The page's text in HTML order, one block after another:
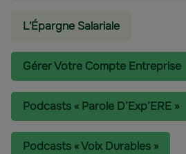
L'épargne Salariale
Gérer Votre Compte Entreprise
Podcasts « Parole D’Exp’ERE »
Podcasts « Voix Durables »